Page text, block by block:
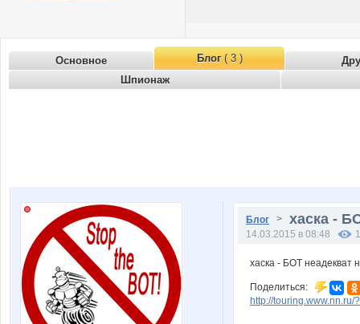
Основное Блог( 3 )
Шпионаж
Блог > хаска -
14.03.2015 в 08:48
хаска - БОТ неадекват
Поделиться:
http://touring.www.nn.ru/